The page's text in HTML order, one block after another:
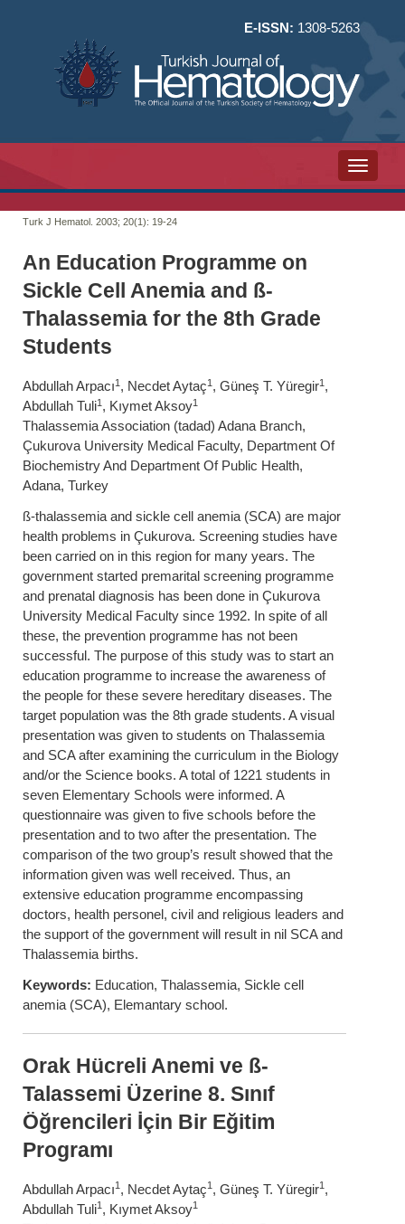
E-ISSN: 1308-5263
Toggle
Turk J Hematol. 2003; 20(1): 19-24
An Education Programme on
Sickle Cell Anemia and ß-
Thalassemia for the 8th Grade
Students
Abdullah Arpacı1 , Necdet Aytaç1 , Güneş T. Yüregir1 ,
Abdullah Tuli1 , Kıymet Aksoy1
Thalassemia Association (tadad) Adana Branch,
Çukurova University Medical Faculty, Department Of
Biochemistry And Department Of Public Health,
Adana, Turkey
ß-thalassemia and sickle cell anemia (SCA) are major
health problems in Çukurova. Screening studies have
been carried on in this region for many years. The
government started premarital screening programme
and prenatal diagnosis has been done in Çukurova
University Medical Faculty since 1992. In spite of all
these, the prevention programme has not been
successful. The purpose of this study was to start an
education programme to increase the awareness of
the people for these severe hereditary diseases. The
target population was the 8th grade students. A visual
presentation was given to students on Thalassemia
and SCA after examining the curriculum in the Biology
and/or the Science books. A total of 1221 students in
seven Elementary Schools were informed. A
questionnaire was given to five schools before the
presentation and to two after the presentation. The
comparison of the two group’s result showed that the
information given was well received. Thus, an
extensive education programme encompassing
doctors, health personel, civil and religious leaders and
the support of the government will result in nil SCA and
Thalassemia births.
Keywords: Education, Thalassemia, Sickle cell
anemia (SCA), Elemantary school.
Orak Hücreli Anemi ve ß-
Talassemi Üzerine 8. Sınıf
Öğrencileri İçin Bir Eğitim
Programı
Abdullah Arpacı1 , Necdet Aytaç1 , Güneş T. Yüregir1 ,
Abdullah Tuli1 , Kıymet Aksoy1